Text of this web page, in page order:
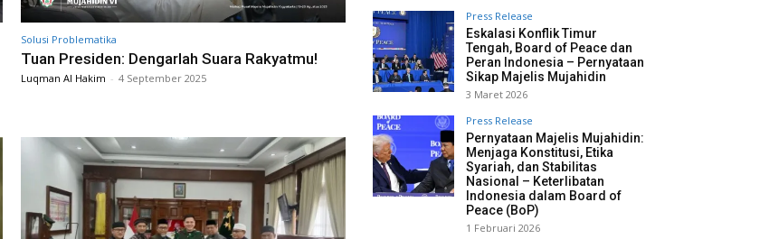
Solusi Problematika
Tuan Presiden: Dengarlah Suara Rakyatmu!
Luqman Al Hakim - 4 September 2025
Press Release
Eskalasi Konflik Timur
Tengah, Board of Peace dan
Peran Indonesia – Pernyataan
Sikap Majelis Mujahidin
3 Maret 2026
Press Release
Pernyataan Majelis Mujahidin:
Menjaga Konstitusi, Etika
Syariah, dan Stabilitas
Nasional – Keterlibatan
Indonesia dalam Board of
Peace (BoP)
1 Februari 2026